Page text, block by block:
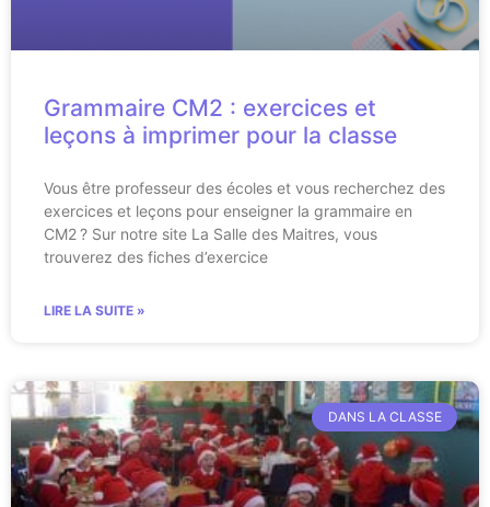
Grammaire CM2 : exercices et
leçons à imprimer pour la classe
Vous être professeur des écoles et vous recherchez des
exercices et leçons pour enseigner la grammaire en
CM2 ? Sur notre site La Salle des Maitres, vous
trouverez des fiches d’exercice
LIRE LA SUITE »
DANS LA CLASSE